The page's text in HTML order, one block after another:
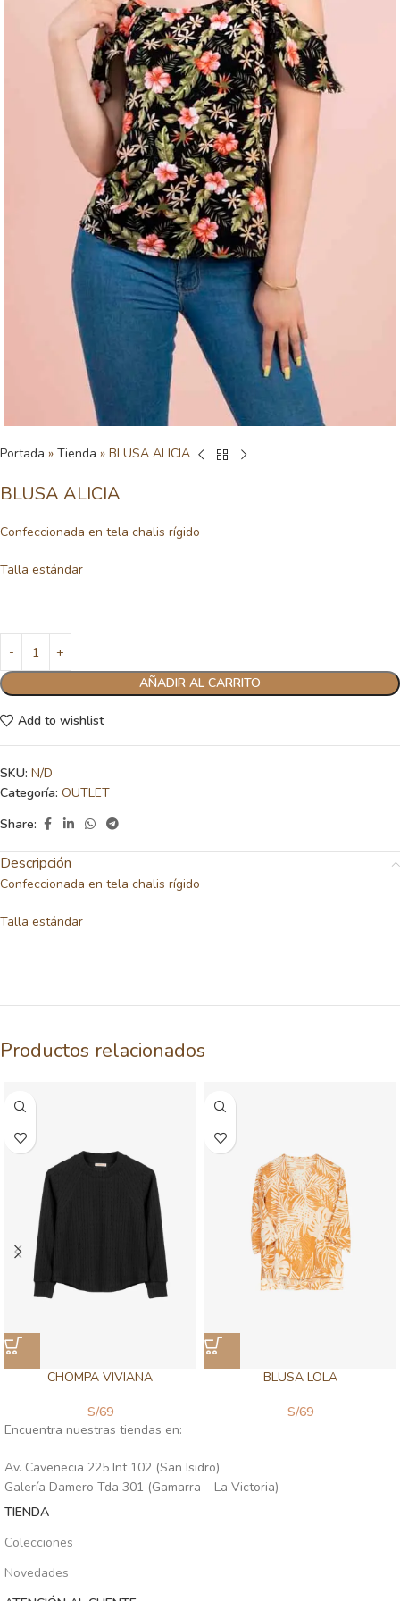
Portada » Tienda » BLUSA ALICIA
BLUSA ALICIA
Confeccionada en tela chalis rígido
Talla estándar
AÑADIR AL CARRITO
Add to wishlist
SKU: N/D
Categoría: OUTLET
Share:
Descripción
Confeccionada en tela chalis rígido
Talla estándar
Productos relacionados
CHOMPA VIVIANA
S/69
BLUSA LOLA
S/69
Encuentra nuestras tiendas en:
Av. Cavenecia 225 Int 102 (San Isidro)
Galería Damero Tda 301 (Gamarra – La Victoria)
TIENDA
Colecciones
Novedades